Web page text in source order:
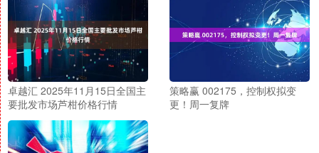
卓越汇 2025年11月15日全国主
要批发市场芦柑价格行情
策略赢 002175，控制权拟变
更！周一复牌